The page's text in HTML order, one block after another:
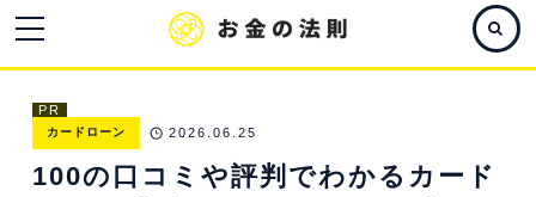
PR
カードローン 2026.06.25
100の口コミや評判でわかるカード